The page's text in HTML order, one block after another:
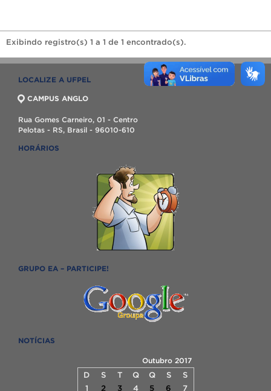
Exibindo registro(s) 1 a 1 de 1 encontrado(s).
LOCALIZE A UFPEL
CAMPUS ANGLO
Rua Gomes Carneiro, 01 - Centro
Pelotas - RS, Brasil - 96010-610
HORÁRIOS
GRUPO EA – PARTICIPE!
NOTÍCIAS
Outubro 2017
D S T Q Q S
S
1
2 3 4 5 6
7